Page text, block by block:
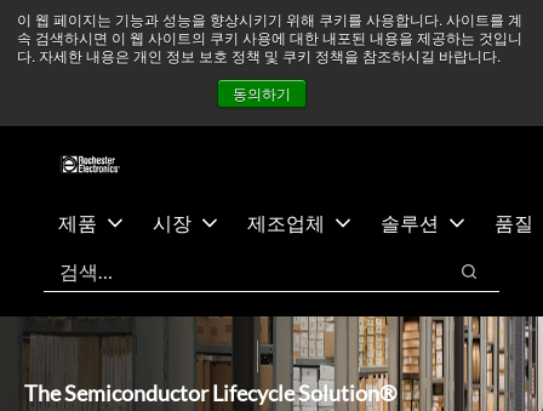
이 웹 페이지는 기능과 성능을 향상시키기 위해 쿠키를 사용합니다. 사이트를 계
속 검색하시면 이 웹 사이트의 쿠키 사용에 대한 내포된 내용을 제공하는 것입니
다. 자세한 내용은 개인 정보 보호 정책 및 쿠키 정책을 참조하시길 바랍니다.
동의하기
츠
건
중동 지역 상황을 지속적으로 주시하고 있으며, 모든 서비스는
정상적으로 운영되고 있습니다. 더 읽어보기 →
뉴스
문의하기
제품 시장 제조업체 솔루션
품질
검색
검색
The Semiconductor Lifecycle Solution®